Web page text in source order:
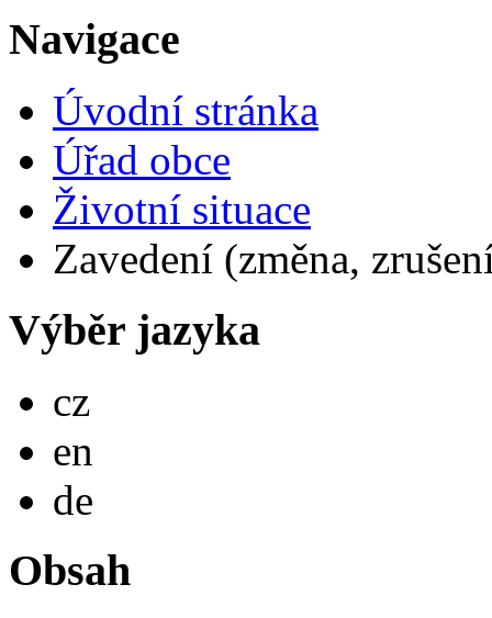
Navigace
Úvodní stránka
Úřad obce
Životní situace
Zavedení (změna,
Výběr jazyka
cz
en
de
Obsah